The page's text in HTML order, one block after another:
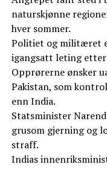
naturskjønne
hver sommer.
Politiet og militæret
igangsatt leting
Opprørerne ønsker
Pakistan, som
enn India.
Statsminister
grusom gjerning og
straff.
Indias